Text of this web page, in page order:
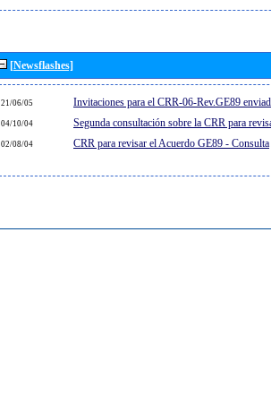
[Newsflashes]
21/06/05 Invitaciones para el CRR-06-Rev.GE89
04/10/04 Segunda consultación sobre la CRR para
02/08/04 CRR para revisar el Acuerdo GE89 - Consulta